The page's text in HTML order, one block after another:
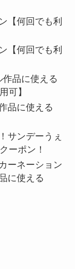
【何回でも利
【何回でも利
品に使える
可】
品に使える
サンデーうぇ
ーポン！
ーネーション
に使える